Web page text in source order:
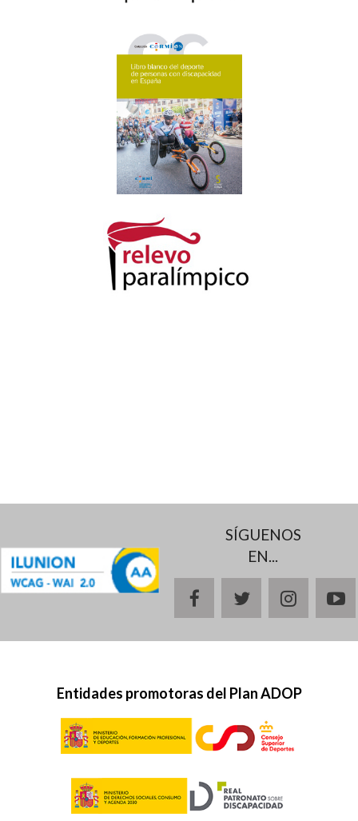
SÍGUENOS
EN...
facebooktwitter
Entidades promotoras del Plan ADOP